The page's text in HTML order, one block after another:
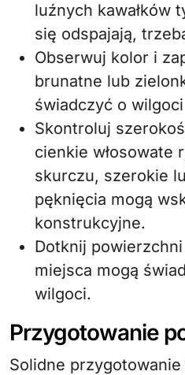
luźnych kawałków
się odspajają,
Obserwuj kolor i
brunatne lub
świadczyć o
Skontroluj
cienkie włosowate
skurczu, szerokie
pęknięcia mogą
konstrukcyjne.
Dotknij
miejsca mogą
wilgoci.
Przygotowanie
Solidne